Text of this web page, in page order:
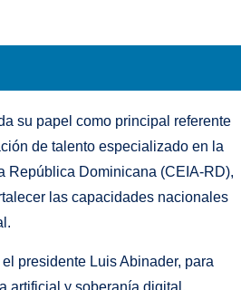
su papel como principal referente
de talento especializado en la
República Dominicana (CEIA-RD),
las capacidades nacionales
presidente Luis Abinader, para
artificial y soberanía digital,